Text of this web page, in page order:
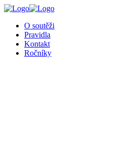
O soutěži
Pravidla
Kontakt
Ročníky